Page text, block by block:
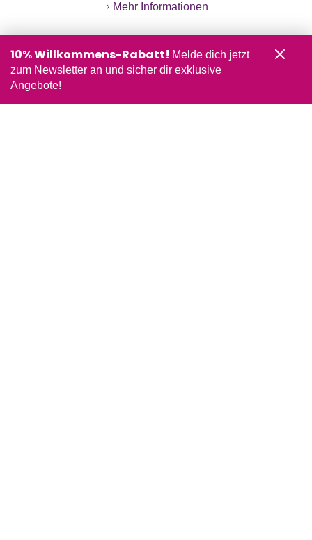
Mehr Informationen
10% Willkommens-Rabatt! Melde dich jetzt
zum Newsletter an und sicher dir exklusive
Angebote!